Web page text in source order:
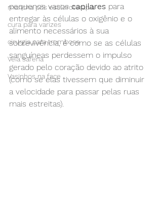
mancha pós escleroterapia
cura para varizes
cirurgia para trombose
Veia safena
Vasinhos na face
pequenos vasos capilares para
entregar às células o oxigênio e o
alimento necessários à sua
sobrevivência, é como se as células
sanguíneas perdessem o impulso
gerado pelo coração devido ao atrito
(como se elas tivessem que diminuir
a velocidade para passar pelas ruas
mais estreitas).